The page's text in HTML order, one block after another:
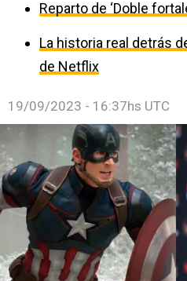
Reparto de ‘Doble
La historia real detrás
de Netflix
19/09/2023 - 16:37hs UTC